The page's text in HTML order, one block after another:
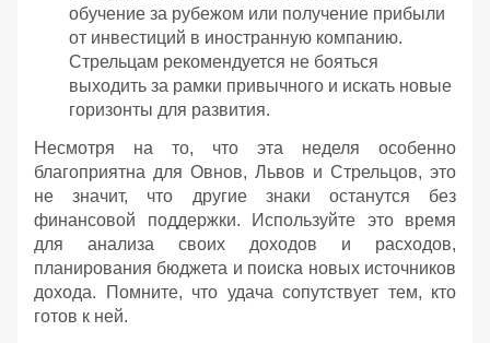
обучение за рубежом или получение прибыли
от инвестиций в иностранную компанию.
Стрельцам рекомендуется не бояться
выходить за рамки привычного и искать новые
горизонты для развития.
Несмотря на то, что эта неделя особенно
благоприятна для Овнов, Львов и Стрельцов, это
не значит, что другие знаки останутся без
финансовой поддержки. Используйте это время
для анализа своих доходов и расходов,
планирования бюджета и поиска новых источников
дохода. Помните, что удача сопутствует тем, кто
готов к ней.